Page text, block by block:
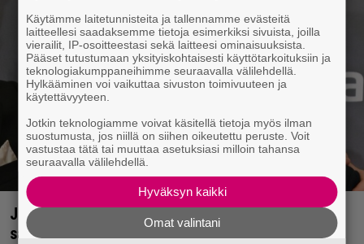
Jani Sieviseltä harvinainen kuva – ”Kaikki lapset
samaan aikaan”
Käytämme laitetunnisteita ja tallennamme evästeitä
laitteellesi saadaksemme tietoja esimerkiksi sivuista, joilla
vierailit, IP-osoitteestasi sekä laitteesi ominaisuuksista.
Pääset tutustumaan yksityiskohtaisesti käyttötarkoituksiin ja
teknologiakumppaneihimme seuraavalla välilehdellä.
Hylkääminen voi vaikuttaa sivuston toimivuuteen ja
käytettävyyteen.
Jotkin teknologiamme voivat käsitellä tietoja myös ilman
suostumusta, jos niillä on siihen oikeutettu peruste. Voit
vastustaa tätä tai muuttaa asetuksiasi milloin tahansa
seuraavalla välilehdellä.
Hyväksyn kaikki
Omat valintani